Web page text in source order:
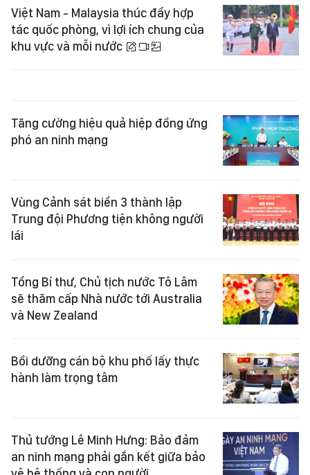
Việt Nam - Malaysia thúc đẩy hợp
tác quốc phòng, vì lợi ích chung của
khu vực và mỗi nước
Tăng cường hiệu quả hiệp đồng ứng
phó an ninh mạng
Vùng Cảnh sát biển 3 thành lập
Trung đội Phương tiện không người
lái
Tổng Bí thư, Chủ tịch nước Tô Lâm
sẽ thăm cấp Nhà nước tới Australia
và New Zealand
Bồi dưỡng cán bộ khu phố lấy thực
hành làm trọng tâm
Thủ tướng Lê Minh Hưng: Bảo đảm
an ninh mạng phải gắn kết giữa bảo